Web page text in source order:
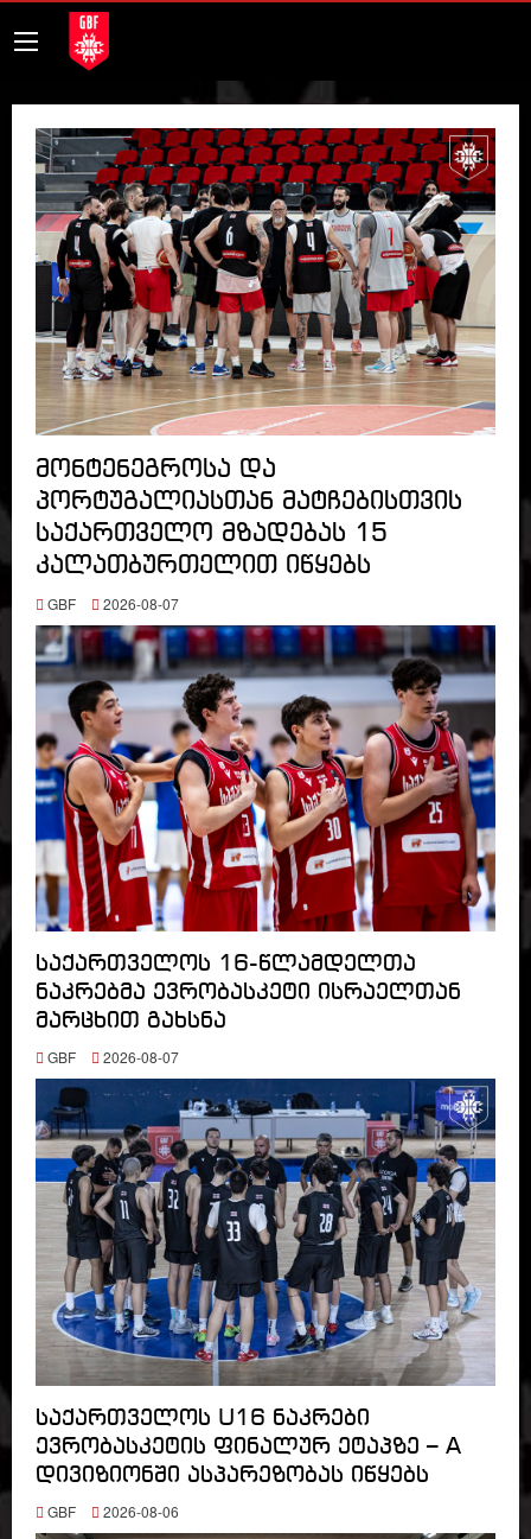
მონტენეგროსა და
პორტუგალიასთან მატჩებისთვის
საქართველო მზადებას 15
კალათბურთელით იწყებს
GBF 2026-08-07
საქართველოს 16-წლამდელთა
ნაკრებმა ევრობასკეტი ისრაელთან
მარცხით გახსნა
GBF 2026-08-07
საქართველოს U16 ნაკრები
ევრობასკეტის ფინალურ ეტაპზე – A
დივიზიონში ასპარეზობას იწყებს
GBF 2026-08-06